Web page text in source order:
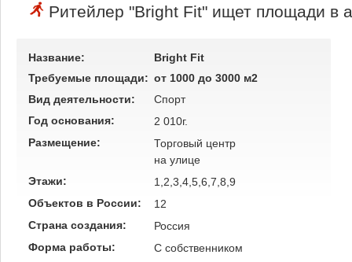
Ритейлер "Bright Fit" ищет площади в
Название:
Bright Fit
Требуемые площади: от 1000 до 3000 м2
Вид деятельности:
Спорт
Год основания:
2 010г.
Размещение:
Торговый центр
на улице
Этажи:
1,2,3,4,5,6,7,8,9
Объектов в России:
12
Страна создания:
Россия
Форма работы:
C собственником